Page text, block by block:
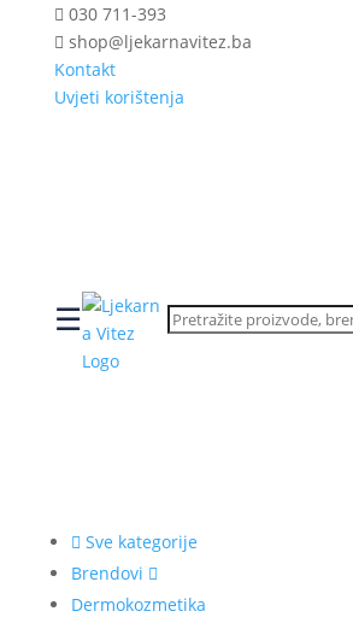
030 711-393
shop@ljekarnavitez.ba
Kontakt
Uvjeti korištenja
☰
Sve kategorije
Brendovi
Dermokozmetika